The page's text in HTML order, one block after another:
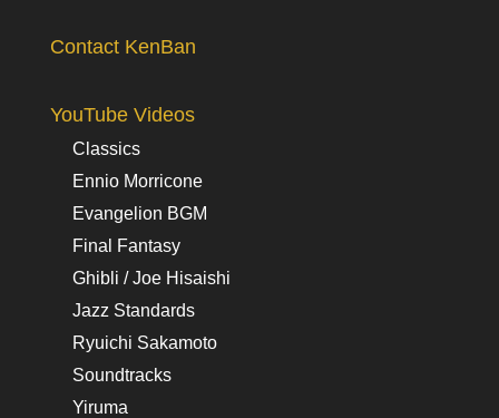
Contact KenBan
YouTube Videos
Classics
Ennio Morricone
Evangelion BGM
Final Fantasy
Ghibli / Joe Hisaishi
Jazz Standards
Ryuichi Sakamoto
Soundtracks
Yiruma